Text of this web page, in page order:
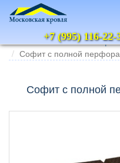
+7 (995) 116-22-
Главная Каталог
Софит с полной
Софит с полной